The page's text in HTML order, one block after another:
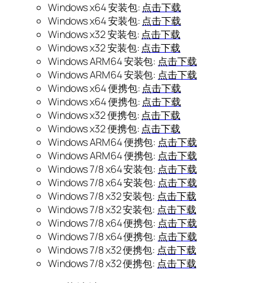
Windows x64 安装包: 点击下载
Windows x64 安装包: 点击下载
Windows x32 安装包: 点击下载
Windows x32 安装包: 点击下载
Windows ARM64 安装包: 点击下载
Windows ARM64 安装包: 点击下载
Windows x64 便携包: 点击下载
Windows x64 便携包: 点击下载
Windows x32 便携包: 点击下载
Windows x32 便携包: 点击下载
Windows ARM64 便携包: 点击下载
Windows ARM64 便携包: 点击下载
Windows 7/8 x64 安装包: 点击下载
Windows 7/8 x64 安装包: 点击下载
Windows 7/8 x32 安装包: 点击下载
Windows 7/8 x32 安装包: 点击下载
Windows 7/8 x64 便携包: 点击下载
Windows 7/8 x64 便携包: 点击下载
Windows 7/8 x32 便携包: 点击下载
Windows 7/8 x32 便携包: 点击下载